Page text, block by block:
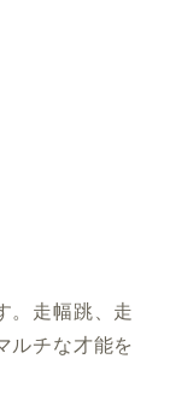
。走幅跳、走
ルチな才能を